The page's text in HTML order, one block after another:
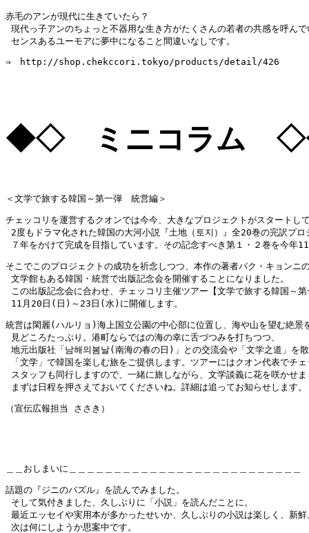
赤毛のアンが現代に生きていたら？
現代っ子アンのちょっと不器用な生き方がたくさんの若者の共感を呼ん
センスあるユーモアに夢中になること間違いなしです。
⇒　http://shop.chekccori.tokyo/products/detail/426
◆◇ ミニコラム
＜文学で旅する韓国～第一弾　統営編＞
チェッコリを運営するクオンでは今今、大きなプロジェクトがスタートし
2度もドラマ化された韓国の大河小説『土地（토지）』全20巻の完訳プロ
７年をかけて完成を目指しています。その記念すべき第１・２巻を今年
そこでこのプロジェクトの成功を祈念しつつ、本作の著者パク・キョンニ
文学館もある韓国・統営で出版記念会を開催することになりました。
この出版記念会に合わせ、チェッコリ主催ツアー【文学で旅する韓国～
11月20日(日)～23日(水)に開催します。
統営は閑麗(ハルリョ)海上国立公園の中心部に位置し、海や山を望む絶景
見どころたっぷり。港町ならではの海の幸に舌づつみを打ちつつ、
地元出版社「남해의봄날(南海の春の日)」との交流会や「文学之道」を
「文学」で韓国を楽しむ旅をご提供します。ツアーにはクオン代表でチ
スタッフも同行しますので、一緒に旅しながら、文学談義に花を咲かせ
まずは日程を押さえておいてくださいね。詳細は追ってお知らせします。
（宣伝広報担当 ささき）
＿＿おしまいに＿＿＿＿＿＿＿＿＿＿＿＿＿＿＿＿＿＿＿＿＿＿＿＿＿＿
話題の『ジニのパズル』を読んでみました。
そして気付きました、久しぶりに「小説」を読んだことに。
最近エッセイや実用本が多かったせいか、久しぶりの小説は楽しく、新鮮
次は何にしようか思案中です。